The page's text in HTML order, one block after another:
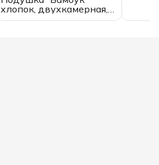
хлопок, двухкамерная,
50х70